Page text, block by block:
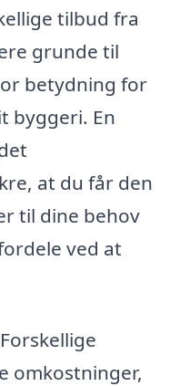
tilbud fra
grunde til
betydning for
byggeri. En
at du får den
til dine behov
ved at
Forskellige
omkostninger,